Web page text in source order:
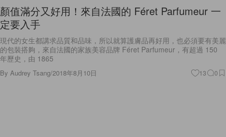
顏值滿分又好用！來自法國的 Féret Parfumeur 一
定要入手
現代的女生都講求品質和品味，所以就算護膚品再好用，也必須要有美麗
的包裝搭夠，來自法國的家族美容品牌 Féret Parfumeur，有超過 150
年歷史，由 1865
By Audrey Tsang/2018年8月10日 13 0